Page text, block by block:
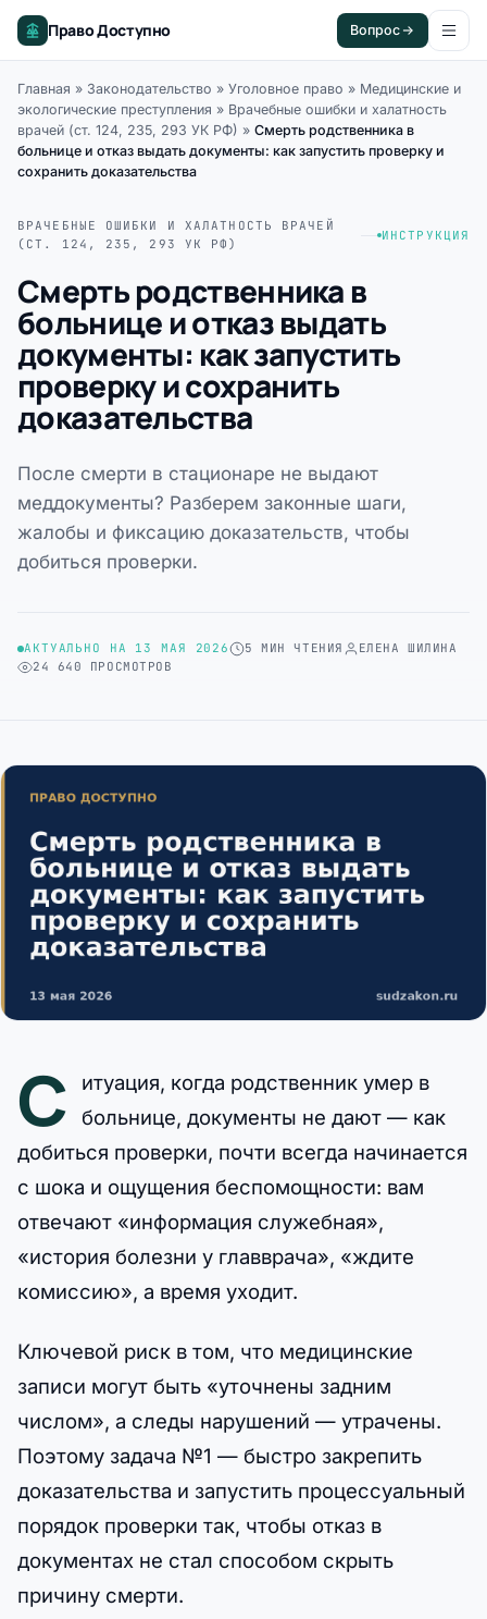
Право Доступно Вопрос
Главная » Законодательство » Уголовное право » Медицинские и
экологические преступления » Врачебные ошибки и халатность
врачей (ст. 124, 235, 293 УК РФ) » Смерть родственника в
больнице и отказ выдать документы: как запустить проверку и
сохранить доказательства
ВРАЧЕБНЫЕ ОШИБКИ И ХАЛАТНОСТЬ ВРАЧЕЙ
(СТ. 124, 235, 293 УК РФ)
ИНСТРУКЦИЯ
Смерть родственника в
больнице и отказ выдать
документы: как запустить
проверку и сохранить
доказательства
После смерти в стационаре не выдают
меддокументы? Разберем законные шаги,
жалобы и фиксацию доказательств, чтобы
добиться проверки.
АКТУАЛЬНО НА 13 МАЯ 2026 5 МИН ЧТЕНИЯ
ЕЛЕНА ШИЛИНА
24 640 ПРОСМОТРОВ
С
итуация, когда родственник умер в
больнице, документы не дают — как
добиться проверки, почти всегда начинается
с шока и ощущения беспомощности: вам
отвечают «информация служебная»,
«история болезни у главврача», «ждите
комиссию», а время уходит.
Ключевой риск в том, что медицинские
записи могут быть «уточнены задним
числом», а следы нарушений — утрачены.
Поэтому задача №1 — быстро закрепить
доказательства и запустить процессуальный
порядок проверки так, чтобы отказ в
документах не стал способом скрыть
причину смерти.